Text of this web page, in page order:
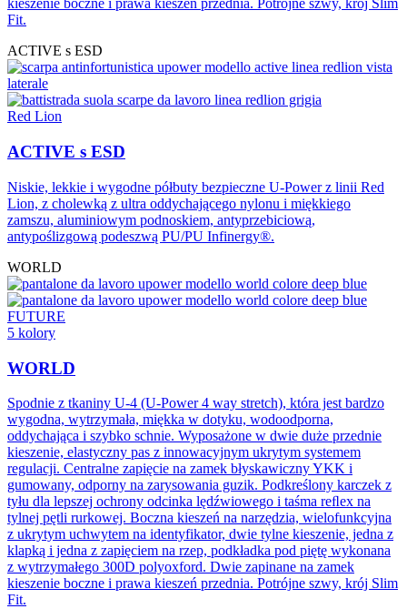
kieszenie boczne i prawa kieszeń przednia. Potrójne szwy, krój Slim
Fit.
ACTIVE s ESD
Red Lion
ACTIVE s ESD
Niskie, lekkie i wygodne półbuty bezpieczne U-Power z linii Red
Lion, z cholewką z ultra oddychającego nylonu i miękkiego
zamszu, aluminiowym podnoskiem, antyprzebiciową,
antypoślizgową podeszwą PU/PU Infinergy®.
WORLD
FUTURE
5 kolory
WORLD
Spodnie z tkaniny U-4 (U-Power 4 way stretch), która jest bardzo
wygodna, wytrzymała, miękka w dotyku, wodoodporna,
oddychająca i szybko schnie. Wyposażone w dwie duże przednie
kieszenie, elastyczny pas z innowacyjnym ukrytym systemem
regulacji. Centralne zapięcie na zamek błyskawiczny YKK i
gumowany, odporny na zarysowania guzik. Podkreślony karczek z
tyłu dla lepszej ochrony odcinka lędźwiowego i taśma reﬂex na
tylnej pętli rurkowej. Boczna kieszeń na narzędzia, wielofunkcyjna
z ukrytym uchwytem na identyfikator, dwie tylne kieszenie, jedna z
klapką i jedna z zapięciem na rzep, podkładka pod piętę wykonana
z wytrzymałego 300D polyoxford. Dwie zapinane na zamek
kieszenie boczne i prawa kieszeń przednia. Potrójne szwy, krój Slim
Fit.